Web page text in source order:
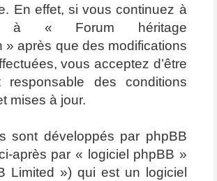
En effet, si vous continuez à
à « Forum héritage
» après que des modifications
vous acceptez d’être
responsable des conditions
mises à jour.
sont développés par phpBB
après par « logiciel phpBB »
Limited ») qui est un logiciel